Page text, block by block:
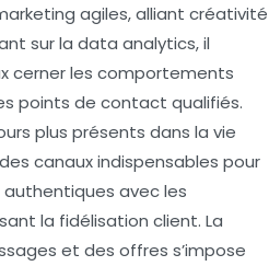
agiles, alliant créativité
sur la data analytics, il
cerner les comportements
points de contact qualifiés.
plus présents dans la vie
canaux indispensables pour
avec les
la fidélisation client. La
et des offres s’impose